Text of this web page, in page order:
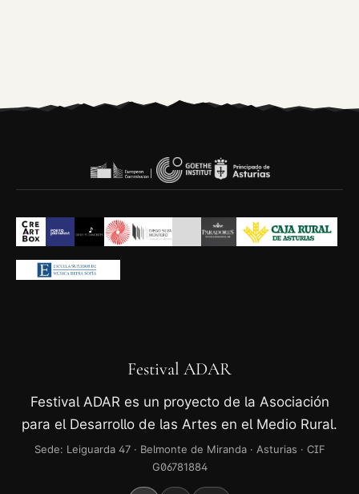
Festival ADAR
Festival ADAR es un proyecto de la Asociación
para el Desarrollo de las Artes en el Medio Rural.
Sede: Leiguarda 47 · Belmonte de Miranda · Asturias · CIF
G06781884